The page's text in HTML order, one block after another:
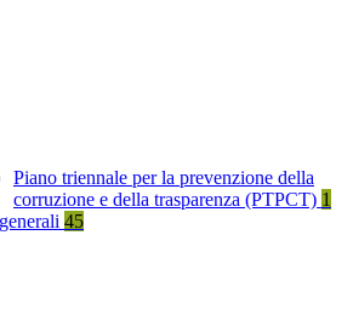
Piano triennale per la prevenzione della
corruzione e della trasparenza (PTPCT) 1
45